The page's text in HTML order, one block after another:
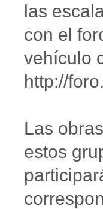
las
con el
vehículo
http://
Las
estos